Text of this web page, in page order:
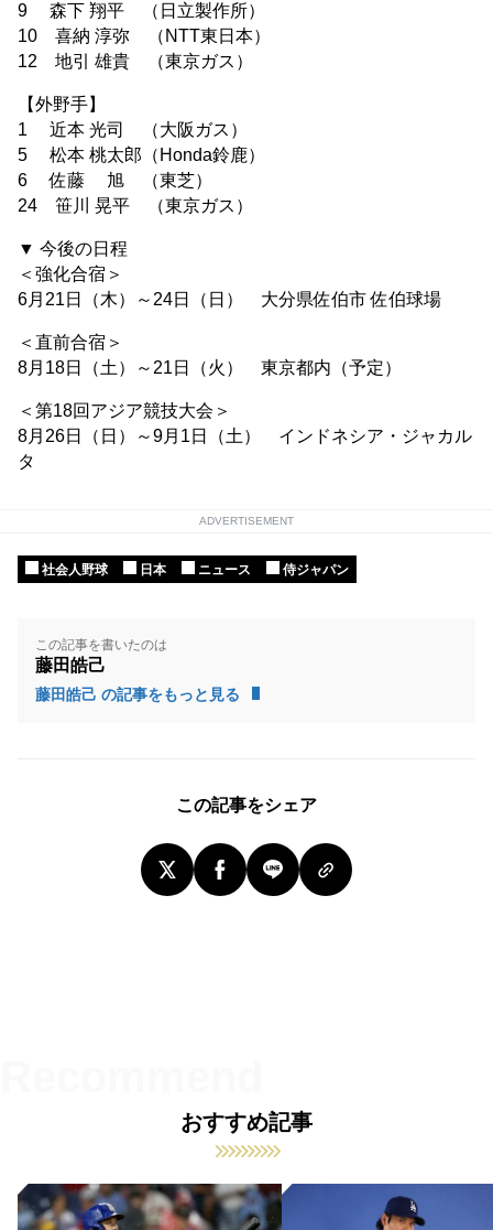
9 森下 翔平 （日立製作所）
10 喜納 淳弥 （NTT東日本）
12 地引 雄貴 （東京ガス）
【外野手】
1 近本 光司 （大阪ガス）
5 松本 桃太郎（Honda鈴鹿）
6 佐藤 旭 （東芝）
24 笹川 晃平 （東京ガス）
▼ 今後の日程
＜強化合宿＞
6月21日（木）～24日（日） 大分県佐伯市 佐伯球場
＜直前合宿＞
8月18日（土）～21日（火） 東京都内（予定）
＜第18回アジア競技大会＞
8月26日（日）～9月1日（土） インドネシア・ジャカル
タ
ADVERTISEMENT
社会人野球 日本 ニュース 侍ジャパン
この記事を書いたのは
藤田皓己
藤田皓己 の記事をもっと見る
この記事をシェア
おすすめ記事